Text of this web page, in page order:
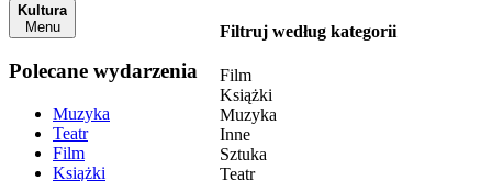
Kultura
Menu
Polecane wydarzenia
Muzyka
Teatr
Film
Książki
Filtruj według kategorii
Film
Książki
Muzyka
Inne
Sztuka
Teatr